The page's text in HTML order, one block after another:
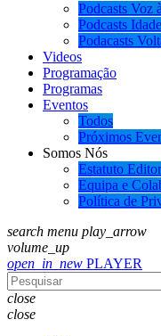
Podcasts Voz
Podcasts
Podacasts
Videos
Programação
Programas
Eventos
Todos
Próximos
Somos Nós
Estatuto
Equipa e
Política de
search menu play_arrow
volume_up
open_in_new PLAYER
close
close